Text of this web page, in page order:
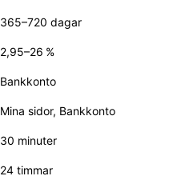
365–720 dagar
2,95–26 %
Bankkonto
Mina sidor, Bankkonto
30 minuter
24 timmar